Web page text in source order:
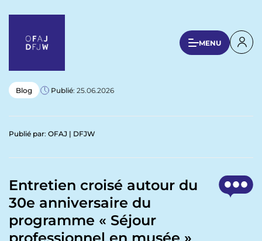
MENU
U
s
o
u
n
Blog Publié: 25.06.2026
Publié par: OFAJ | DFJW
Entretien croisé autour du
30e anniversaire du
programme « Séjour
professionnel en musée »